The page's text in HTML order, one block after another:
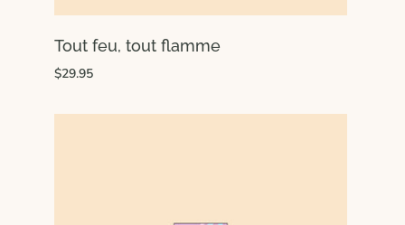
Tout feu, tout flamme
$29.95